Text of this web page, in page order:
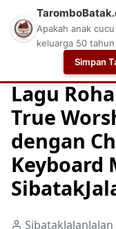
Chord
Lagu
True
dengan
Keyboard
SibatakJalanJalan
Apakah anak
keluarga 50
Simpan